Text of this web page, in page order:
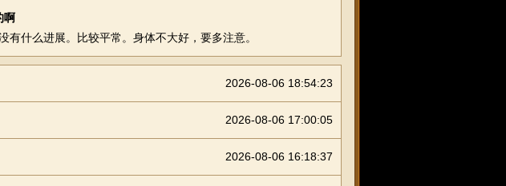
啊
什么进展。比较平常。身体不大好，要多注意。
2026-08-06 18:54:23
2026-08-06 17:00:05
2026-08-06 16:18:37